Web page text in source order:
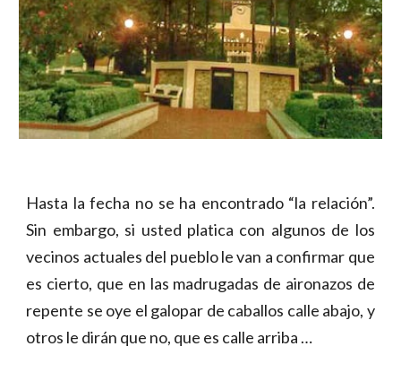
Hasta la fecha no se ha encontrado “la relación”.
Sin embargo, si usted platica con algunos de los
vecinos actuales del pueblo le van a confirmar que
es cierto, que en las madrugadas de aironazos de
repente se oye el galopar de caballos calle abajo, y
otros le dirán que no, que es calle arriba …